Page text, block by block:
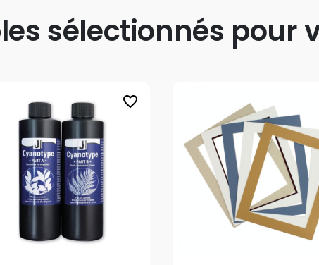
sélectionnés pour
favorite_border